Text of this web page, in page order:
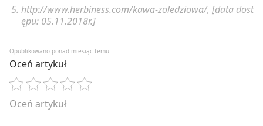
http://www.herbiness.com/kawa-zoledziowa/, [data dost
ępu: 05.11.2018r.]
Opublikowano ponad miesiąc temu
Oceń artykuł
Oceń artykuł